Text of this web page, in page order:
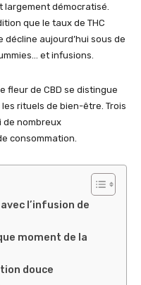
largement démocratisé.
que le taux de THC
décline aujourd’hui sous de
et infusions.
fleur de CBD se distingue
rituels de bien-être. Trois
nombreux
consommation.
l’infusion de
moment de la
douce